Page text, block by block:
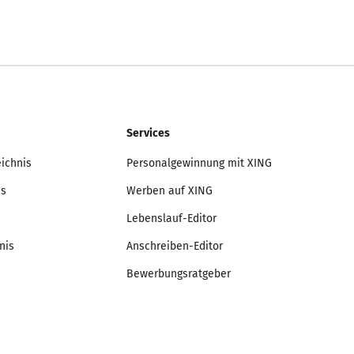
Services
Personalgewinnung mit XING
Werben auf XING
Lebenslauf-Editor
Anschreiben-Editor
Bewerbungsratgeber